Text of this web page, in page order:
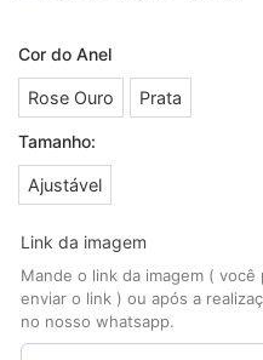
Cor do Anel
Rose Ouro Prata
Tamanho:
Ajustável
Link da imagem
Mande o link da imagem (
enviar o link ) ou após a
no nosso whatsapp.